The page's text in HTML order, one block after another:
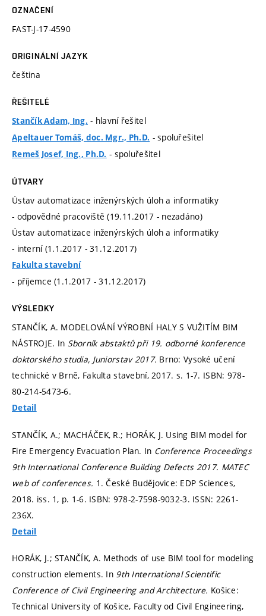
OZNAČENÍ
FAST-J-17-4590
ORIGINÁLNÍ JAZYK
čeština
ŘEŠITELÉ
Stančík Adam, Ing. - hlavní řešitel
Apeltauer Tomáš, doc. Mgr., Ph.D. - spoluřešitel
Remeš Josef, Ing., Ph.D. - spoluřešitel
ÚTVARY
Ústav automatizace inženýrských úloh a informatiky
- odpovědné pracoviště (19.11.2017 - nezadáno)
Ústav automatizace inženýrských úloh a informatiky
- interní (1.1.2017 - 31.12.2017)
Fakulta stavební
- příjemce (1.1.2017 - 31.12.2017)
VÝSLEDKY
STANČÍK, A. MODELOVÁNÍ VÝROBNÍ HALY S VUŽITÍM BIM
NÁSTROJE. In Sborník abstaktů při 19. odborné konference
doktorského studia, Juniorstav 2017. Brno: Vysoké učení
technické v Brně, Fakulta stavební, 2017. s. 1-7. ISBN: 978-
80-214-5473-6.
Detail
STANČÍK, A.; MACHÁČEK, R.; HORÁK, J. Using BIM model for
Fire Emergency Evacuation Plan. In Conference Proceedings
9th International Conference Building Defects 2017. MATEC
web of conferences. 1. České Budějovice: EDP Sciences,
2018. iss. 1, p. 1-6. ISBN: 978-2-7598-9032-3. ISSN: 2261-
236X.
Detail
HORÁK, J.; STANČÍK, A. Methods of use BIM tool for modeling
construction elements. In 9th International Scientific
Conference of Civil Engineering and Architecture. Košice:
Technical University of Košice, Faculty od Civil Engineering,